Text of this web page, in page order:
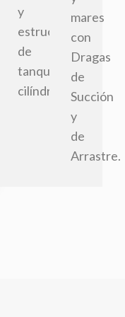
y
estructura
de
tanques
cilíndricos.
mares
con
Dragas
de
Succión
y
de
Arrastre.